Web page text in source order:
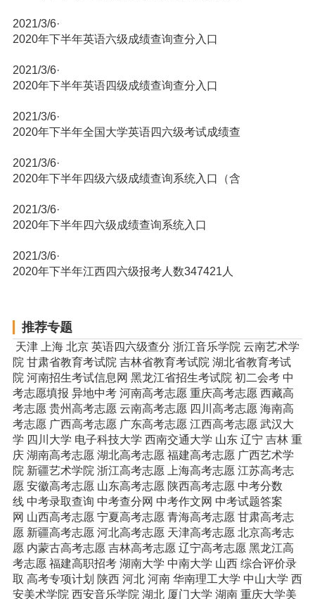
2021/3/6·
2020年下半年英语六级成绩查询查分入口
2021/3/6·
2020年下半年英语四级成绩查询查分入口
2021/3/6·
2020年下半年全国大学英语四六级考试成绩查
2021/3/6·
2020年下半年四级六级成绩查询系统入口（含
2021/3/6·
2020年下半年四六级成绩查询系统入口
2021/3/6·
2020年下半年江西四六级报考人数347421人
推荐专题
天津 上海 北京 英语四六级查分 浙江音乐学院 云南艺术学
院 甘肃省教育考试院 吉林省教育考试院 湖北省教育考试
院 河南招生考试信息网 黑龙江省招生考试院 初二会考 中
考志愿填报 异地中考 河南高考志愿 重庆高考志愿 西藏高
考志愿 贵州高考志愿 云南高考志愿 四川高考志愿 海南高
考志愿 广西高考志愿 广东高考志愿 江西高考志愿 武汉大
学 四川大学 电子科技大学 西南交通大学 山东 辽宁 吉林 重
庆 湖南高考志愿 湖北高考志愿 福建高考志愿 广西艺术学
院 新疆艺术学院 浙江高考志愿 上海高考志愿 江苏高考志
愿 安徽高考志愿 山东高考志愿 陕西高考志愿 中考分数
线 中考录取查询 中考查分网 中考作文网 中考试题答案
网 山西高考志愿 宁夏高考志愿 青海高考志愿 甘肃高考志
愿 新疆高考志愿 河北高考志愿 天津高考志愿 北京高考志
愿 内蒙古高考志愿 吉林高考志愿 辽宁高考志愿 黑龙江高
考志愿 福建高职招考 湖南大学 中南大学 山西 综合评价录
取 高考专项计划 陕西 河北 河南 华南理工大学 中山大学 西
安美术学院 西安音乐学院 湖北 厦门大学 湖南 重庆大学美